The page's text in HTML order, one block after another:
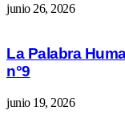
junio 26, 2026
La Palabra
n°9
junio 19, 2026